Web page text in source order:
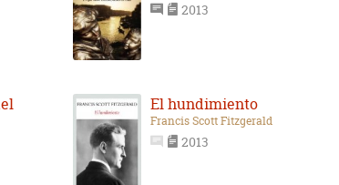
2013
El hundimiento
Francis Scott Fitzgerald
2013